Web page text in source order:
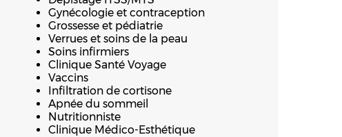
Gynécologie et contraception
Grossesse et pédiatrie
Verrues et soins de la peau
Soins infirmiers
Clinique Santé Voyage
Vaccins
Infiltration de cortisone
Apnée du sommeil
Nutritionniste
Clinique Médico-Esthétique